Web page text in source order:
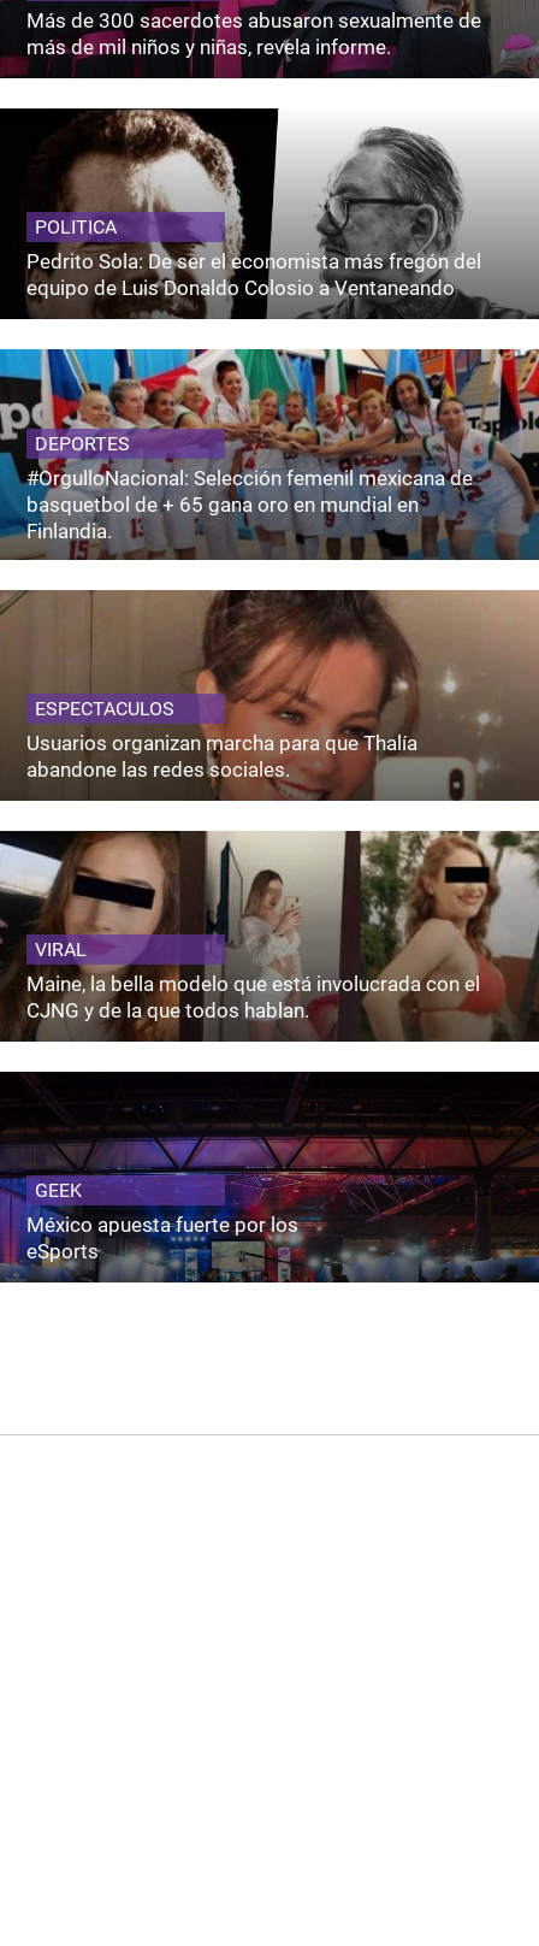
Más de 300 sacerdotes abusaron sexualmente de
más de mil niños y niñas, revela informe.
POLITICA
Pedrito Sola: De ser el economista más fregón del
equipo de Luis Donaldo Colosio a Ventaneando
DEPORTES
#OrgulloNacional: Selección femenil mexicana de
basquetbol de + 65 gana oro en mundial en
Finlandia.
ESPECTACULOS
Usuarios organizan marcha para que Thalía
abandone las redes sociales.
VIRAL
Maine, la bella modelo que está involucrada con el
CJNG y de la que todos hablan.
GEEK
México apuesta fuerte por los
eSports